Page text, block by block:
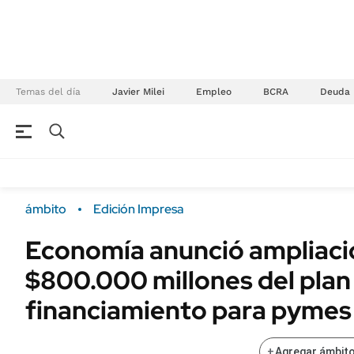
Temas del día Javier Milei Empleo BCRA Deuda
Campo
FINANZAS
Dólar
Sustentabilidad
ENERGY REPORT
POLÍTICA
ámbito Edición Impresa
Economía anunció
$800.000 millones del
financiamiento para pymes